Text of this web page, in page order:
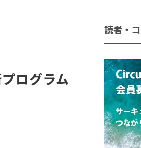
ログラム
読者・